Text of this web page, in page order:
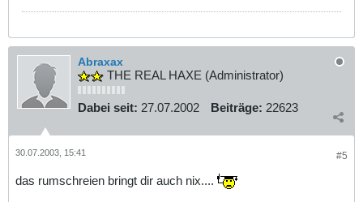
Abraxax
THE REAL HAXE (Administrator)
Dabei seit: 27.07.2002 Beiträge: 22623
#5
30.07.2003, 15:41
das rumschreien bringt dir auch nix....